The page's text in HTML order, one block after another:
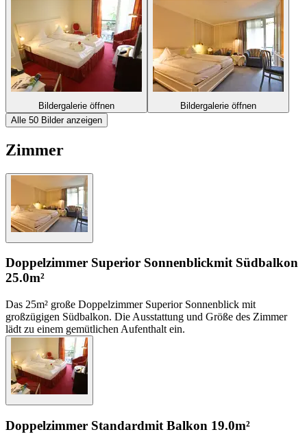
Bildergalerie öffnen
Bildergalerie öffnen
Alle 50 Bilder anzeigen
Zimmer
Doppelzimmer Superior Sonnenblickmit Südbalkon
25.0m²
Das 25m² große Doppelzimmer Superior Sonnenblick mit
großzügigen Südbalkon. Die Ausstattung und Größe des Zimmer
lädt zu einem gemütlichen Aufenthalt ein.
Doppelzimmer Standardmit Balkon 19.0m²